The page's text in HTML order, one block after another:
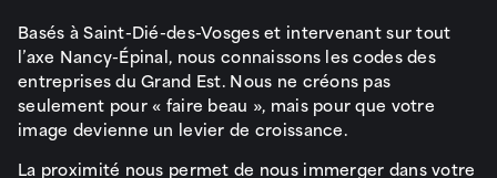
Basés à Saint-Dié-des-Vosges et intervenant sur tout
l’axe Nancy-Épinal, nous connaissons les codes des
entreprises du Grand Est. Nous ne créons pas
seulement pour « faire beau », mais pour que votre
image devienne un levier de croissance.
La proximité nous permet de nous immerger dans votre